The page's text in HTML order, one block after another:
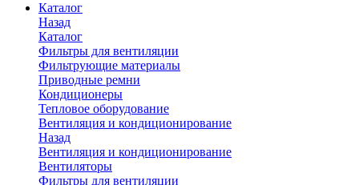
Каталог
Назад
Каталог
Фильтры для вентиляции
Фильтрующие материалы
Приводные ремни
Кондиционеры
Тепловое оборудование
Вентиляция и кондиционирование
Назад
Вентиляция и кондиционирование
Вентиляторы
Фильтры для вентиляции